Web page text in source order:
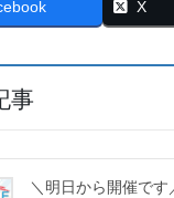
X
事
＼明日から開催です